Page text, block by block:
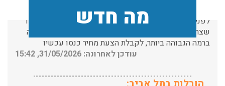
מה חדש
שצריך! פורטל המובילים בישראל מציע לכם שירותי אריזה
ברמה הגבוהה ביותר, לקבלת הצעת מחיר כנסו עכשיו
עודכן לאחרונה: 30/03/2026, 12:23